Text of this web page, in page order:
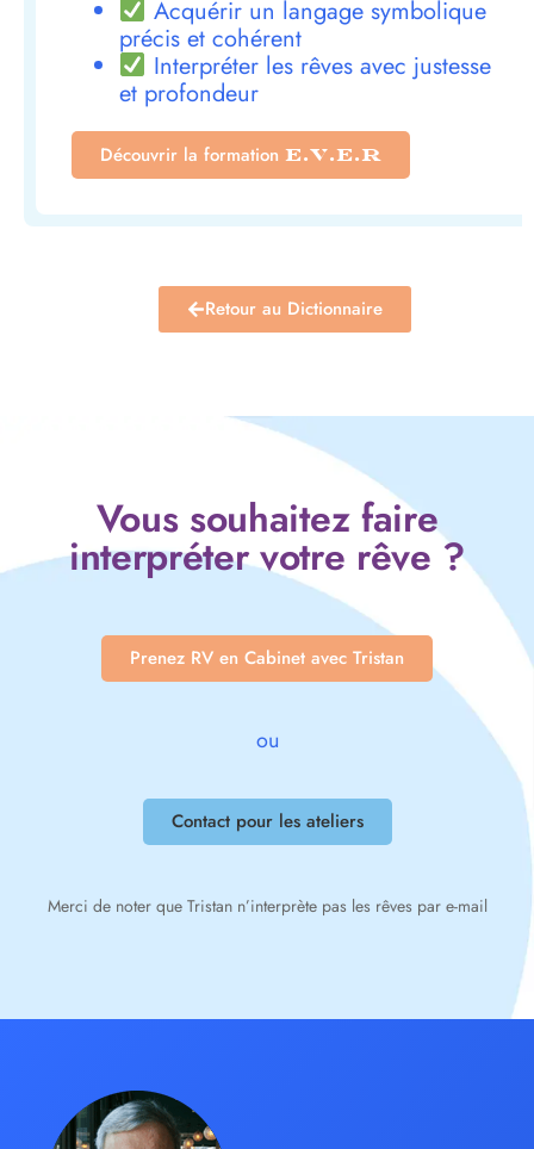
Acquérir un langage symbolique
précis et cohérent
Interpréter les rêves avec justesse
et profondeur
Découvrir la formation E.V.E.R
Retour au Dictionnaire
Vous souhaitez faire
interpréter votre rêve ?
Prenez RV en Cabinet avec Tristan
ou
Contact pour les ateliers
Merci de noter que Tristan n’interprète pas les rêves par e-mail